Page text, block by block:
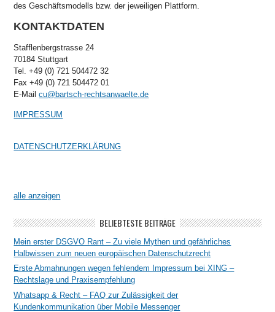
des Geschäftsmodells bzw. der jeweiligen Plattform.
KONTAKTDATEN
Stafflenbergstrasse 24
70184 Stuttgart
Tel. +49 (0) 721 504472 32
Fax +49 (0) 721 504472 01
E-Mailcu@bartsch-rechtsanwaelte.de
IMPRESSUM
DATENSCHUTZERKLÄRUNG
alle anzeigen
BELIEBTESTE BEITRÄGE
Mein erster DSGVO Rant – Zu viele Mythen und gefährliches
Halbwissen zum neuen europäischen Datenschutzrecht
Erste Abmahnungen wegen fehlendem Impressum bei XING –
Rechtslage und Praxisempfehlung
Whatsapp & Recht – FAQ zur Zulässigkeit der
Kundenkommunikation über Mobile Messenger